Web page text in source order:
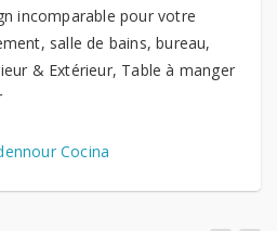
incomparable pour votre
salle de bains, bureau,
& Extérieur, Table à manger
Cocina